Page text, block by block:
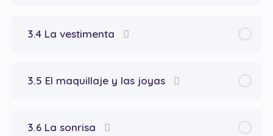
3.4 La vestimenta
3.5 El maquillaje y las joyas
3.6 La sonrisa